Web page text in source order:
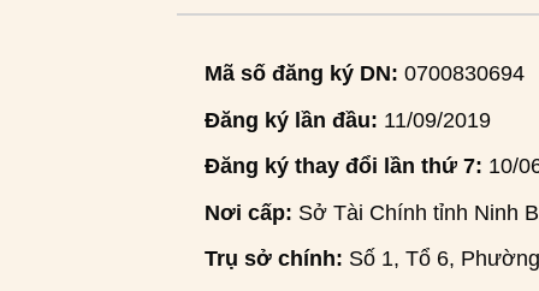
Mã số đăng ký DN: 0700830694
Đăng ký lần đầu: 11/09/2019
Đăng ký thay đổi lần thứ 7: 10/
Nơi cấp: Sở Tài Chính tỉnh Ninh
Trụ sở chính: Số 1, Tổ 6,